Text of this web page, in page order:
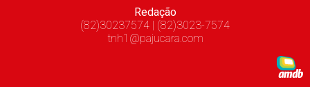
Redação
(82)30237574 | (82)3023-7574
tnh1@pajucara.com